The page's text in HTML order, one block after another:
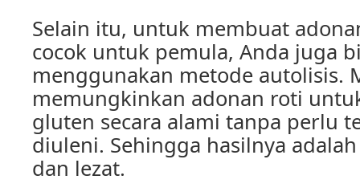
Selain itu, untuk membuat
cocok untuk pemula, Anda juga
menggunakan metode autolisis.
memungkinkan adonan roti
gluten secara alami tanpa perlu
diuleni. Sehingga hasilnya
dan lezat.